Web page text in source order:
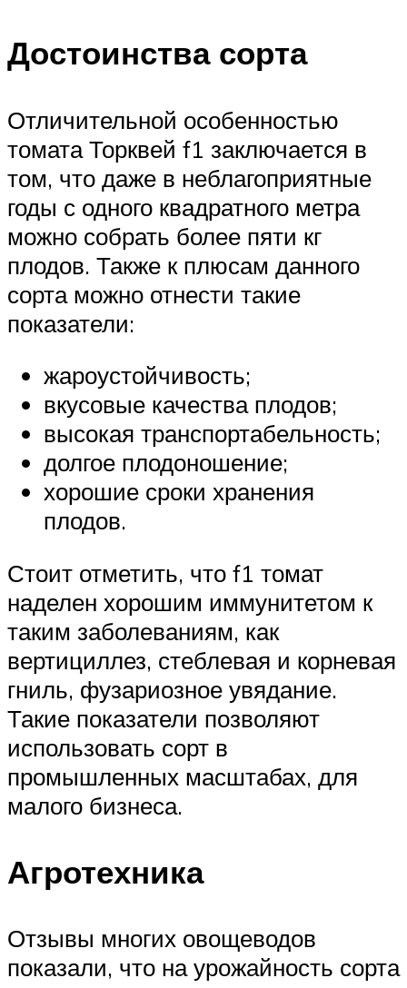
Достоинства сорта
Отличительной особенностью
томата Торквей f1 заключается в
том, что даже в неблагоприятные
годы с одного квадратного метра
можно собрать более пяти кг
плодов. Также к плюсам данного
сорта можно отнести такие
показатели:
жароустойчивость;
вкусовые качества плодов;
высокая транспортабельность;
долгое плодоношение;
хорошие сроки хранения
плодов.
Стоит отметить, что f1 томат
наделен хорошим иммунитетом к
таким заболеваниям, как
вертициллез, стеблевая и корневая
гниль, фузариозное увядание.
Такие показатели позволяют
использовать сорт в
промышленных масштабах, для
малого бизнеса.
Агротехника
Отзывы многих овощеводов
показали, что на урожайность сорта